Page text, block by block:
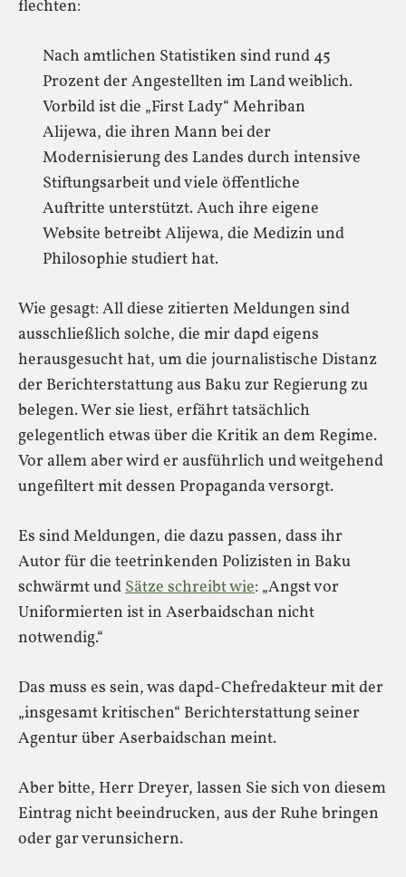
flechten:
Nach amtlichen Statistiken sind rund 45
Prozent der Angestellten im Land weiblich.
Vorbild ist die „First Lady“ Mehriban
Alijewa, die ihren Mann bei der
Modernisierung des Landes durch intensive
Stiftungsarbeit und viele öffentliche
Auftritte unterstützt. Auch ihre eigene
Website betreibt Alijewa, die Medizin und
Philosophie studiert hat.
Wie gesagt: All diese zitierten Meldungen sind
ausschließlich solche, die mir dapd eigens
herausgesucht hat, um die journalistische Distanz
der Berichterstattung aus Baku zur Regierung zu
belegen. Wer sie liest, erfährt tatsächlich
gelegentlich etwas über die Kritik an dem Regime.
Vor allem aber wird er ausführlich und weitgehend
ungefiltert mit dessen Propaganda versorgt.
Es sind Meldungen, die dazu passen, dass ihr
Autor für die teetrinkenden Polizisten in Baku
schwärmt undSätze schreibt wie: „Angst vor
Uniformierten ist in Aserbaidschan nicht
notwendig.“
Das muss es sein, was dapd-Chefredakteur mit der
„insgesamt kritischen“ Berichterstattung seiner
Agentur über Aserbaidschan meint.
Aber bitte, Herr Dreyer, lassen Sie sich von diesem
Eintrag nicht beeindrucken, aus der Ruhe bringen
oder gar verunsichern.